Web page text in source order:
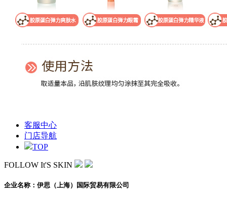
客服中心
门店导航
TOP
FOLLOW It'S SKIN
企业名称：伊思（上海）国际贸易有限公司